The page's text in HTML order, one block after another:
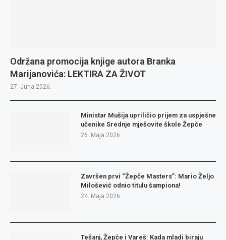
Održana promocija knjige autora Branka
Marijanovića: LEKTIRA ZA ŽIVOT
27. Juna 2026.
Ministar Mušija upriličio prijem za uspješne
učenike Srednje mješovite škole Žepče
26. Maja 2026.
Završen prvi “Žepče Masters”: Mario Željo
Milošević odnio titulu šampiona!
24. Maja 2026.
Tešanj, Žepče i Vareš: Kada mladi biraju